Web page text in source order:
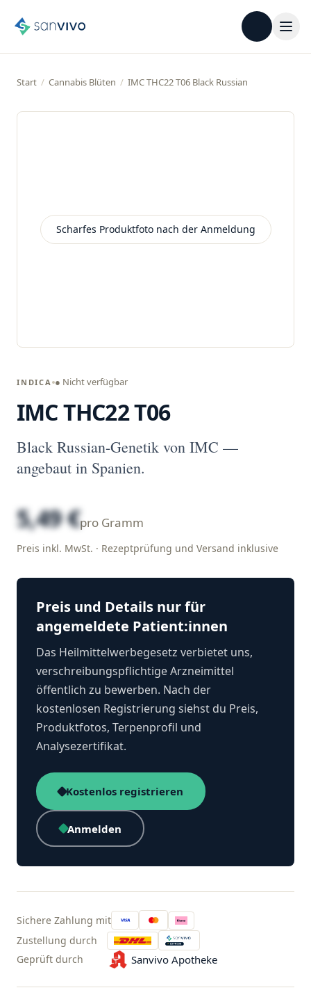
Start / Cannabis Blüten / IMC THC22 T06 Black Russian
Scharfes Produktfoto nach der Anmeldung
INDICA ● Nicht verfügbar
IMC THC22 T06
Black Russian-Genetik von IMC —
angebaut in Spanien.
5,49 €pro Gramm
Preis inkl. MwSt. · Rezeptprüfung und Versand inklusive
Preis und Details nur für
angemeldete Patient:innen
Das Heilmittelwerbegesetz verbietet uns,
verschreibungspflichtige Arzneimittel
öffentlich zu bewerben. Nach der
kostenlosen Registrierung siehst du Preis,
Produktfotos, Terpenprofil und
Analysezertifikat.
Kostenlos registrieren
Anmelden
Sichere Zahlung mit
Zustellung durch
Geprüft durch
Sanvivo Apotheke